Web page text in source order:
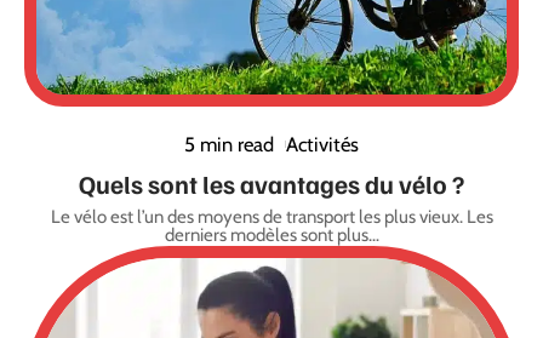
5 min read Activités
Quels sont les avantages du vélo ?
Le vélo est l’un des moyens de transport les plus vieux. Les
derniers modèles sont plus…